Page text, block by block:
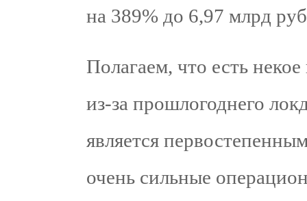
на 389% до 6,97 млрд
Полагаем, что есть
из-за прошлогоднего
является
очень сильные